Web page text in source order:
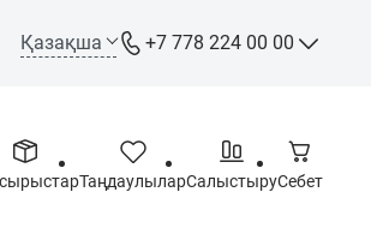
Қазақша +7 778 224 00 00
Call-орталық
+7 778 244 00 00
ТаңдаулыларСалыстыруСебет